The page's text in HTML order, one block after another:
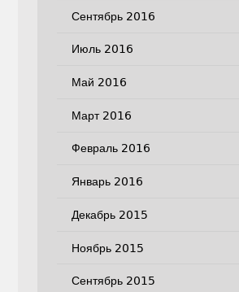
Сентябрь 2016
Июль 2016
Май 2016
Март 2016
Февраль 2016
Январь 2016
Декабрь 2015
Ноябрь 2015
Сентябрь 2015